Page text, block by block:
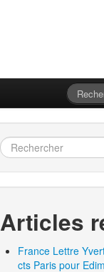
Articles
France Lettre
cts Paris pour